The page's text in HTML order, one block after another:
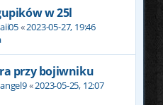
w 25l
aii05«2023-05-27, 19:46
przy bojiwniku
angel9«2023-05-25, 12:07